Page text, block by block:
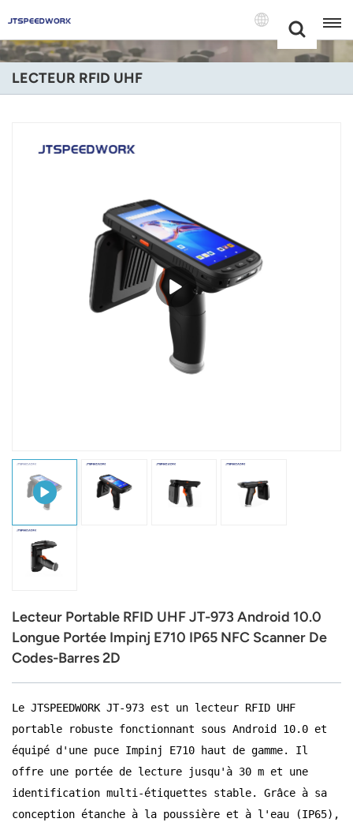
+86 -18681515767
English
Italiano
Español
Português
Nederland
Türk
norsk
magyar
LECTEUR RFID UHF
Lecteur Portable RFID UHF JT-973 Android 10.0
Longue Portée Impinj E710 IP65 NFC Scanner De
Codes-Barres 2D
Le JTSPEEDWORK JT-973 est un lecteur RFID UHF
portable robuste fonctionnant sous Android 10.0 et
équipé d'une puce Impinj E710 haut de gamme. Il
offre une portée de lecture jusqu'à 30 m et une
identification multi-étiquettes stable. Grâce à sa
conception étanche à la poussière et à l'eau (IP65),